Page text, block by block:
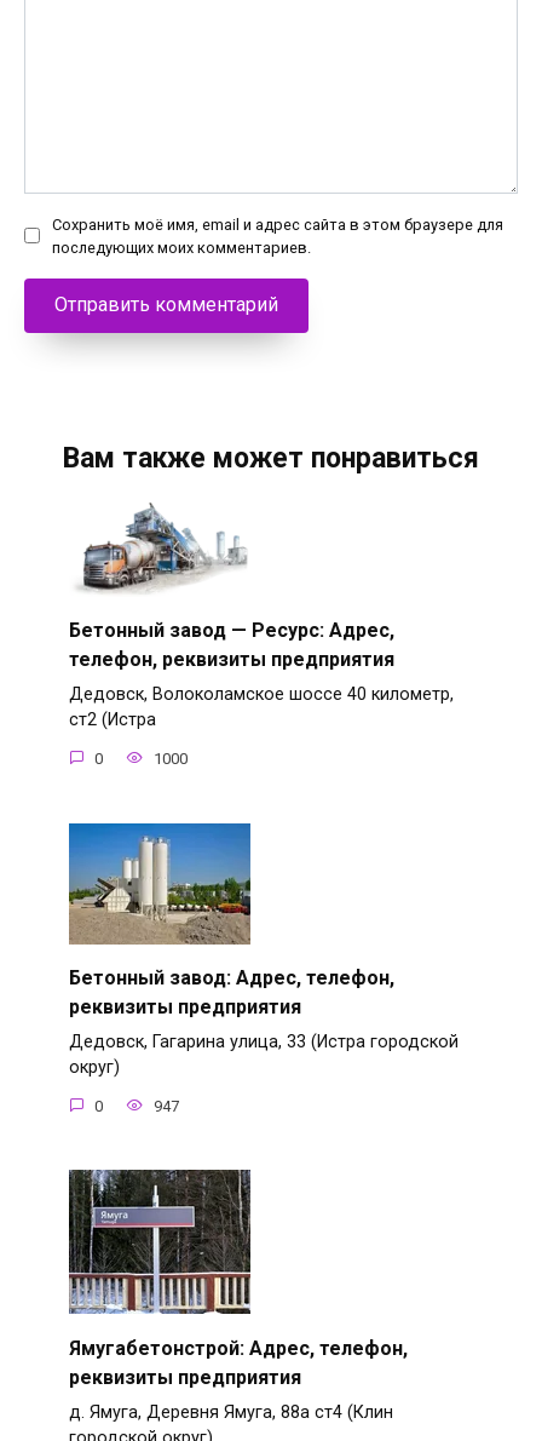
Сохранить моё имя, email и адрес сайта в этом браузере для
последующих моих комментариев.
Вам также может понравиться
Бетонный завод — Ресурс: Адрес,
телефон, реквизиты предприятия
Дедовск, Волоколамское шоссе 40 километр,
ст2 (Истра
0 1000
Бетонный завод: Адрес, телефон,
реквизиты предприятия
Дедовск, Гагарина улица, 33 (Истра городской
округ)
0 947
Ямугабетонстрой: Адрес, телефон,
реквизиты предприятия
д. Ямуга, Деревня Ямуга, 88а ст4 (Клин